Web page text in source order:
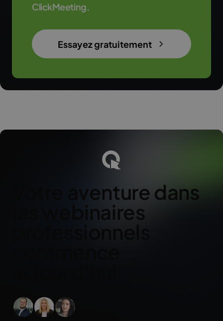
ClickMeeting.
Essayez gratuitement
Votre aventure dans
les webinaires
professionnels